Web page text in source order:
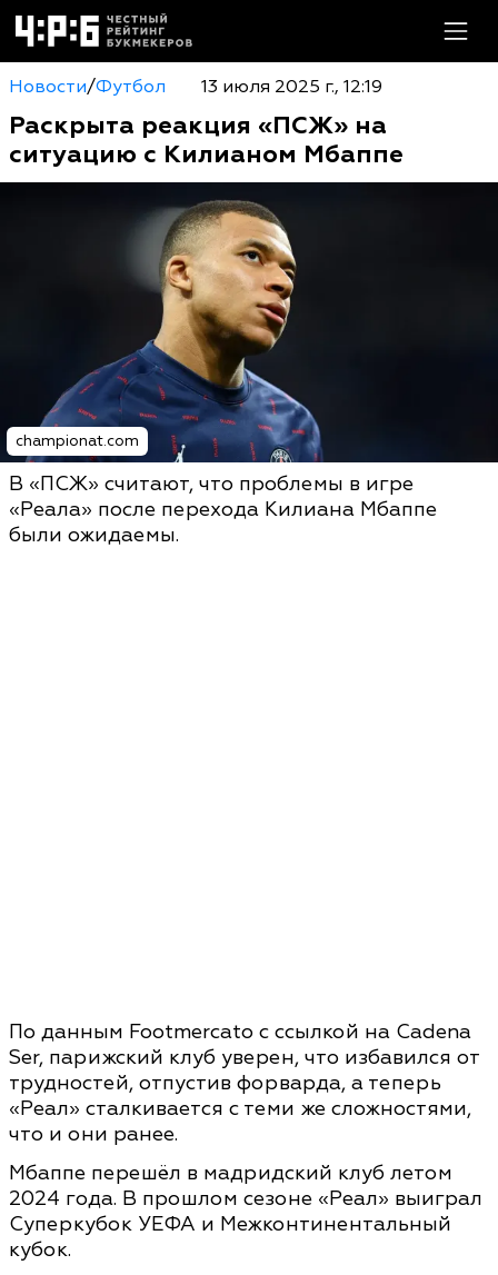
Новости/Футбол 13 июля 2025 г., 12:19
Раскрыта реакция «ПСЖ» на
ситуацию с Килианом Мбаппе
championat.com
В «ПСЖ» считают, что проблемы в игре
«Реала» после перехода Килиана Мбаппе
были ожидаемы.
По данным Footmercato с ссылкой на Cadena
Ser, парижский клуб уверен, что избавился от
трудностей, отпустив форварда, а теперь
«Реал» сталкивается с теми же сложностями,
что и они ранее.
Мбаппе перешёл в мадридский клуб летом
2024 года. В прошлом сезоне «Реал» выиграл
Суперкубок УЕФА и Межконтинентальный
кубок.